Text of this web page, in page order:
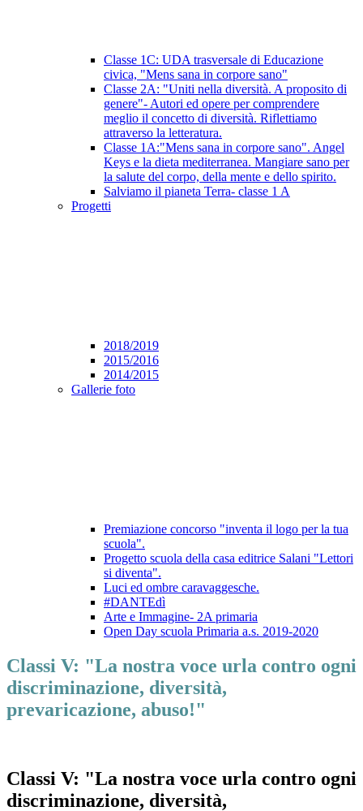
Classe 1C: UDA trasversale di Educazione
civica, "Mens sana in corpore sano"
Classe 2A: "Uniti nella diversità. A proposito di
genere"- Autori ed opere per comprendere
meglio il concetto di diversità. Riflettiamo
attraverso la letteratura.
Classe 1A:"Mens sana in corpore sano". Angel
Keys e la dieta mediterranea. Mangiare sano per
la salute del corpo, della mente e dello spirito.
Salviamo il pianeta Terra- classe 1 A
Progetti
2018/2019
2015/2016
2014/2015
Gallerie foto
Premiazione concorso "inventa il logo per la tua
scuola".
Progetto scuola della casa editrice Salani "Lettori
si diventa".
Luci ed ombre caravaggesche.
#DANTEdì
Arte e Immagine- 2A primaria
Open Day scuola Primaria a.s. 2019-2020
Classi V: "La nostra voce urla contro ogni
discriminazione, diversità,
prevaricazione, abuso!"
Classi V: "La nostra voce urla contro ogni
discriminazione, diversità,